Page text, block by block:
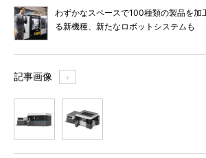
わずかなスペースで100種類の製品を加
る新機種、新たなロボットシステムも
記事画像 ＋